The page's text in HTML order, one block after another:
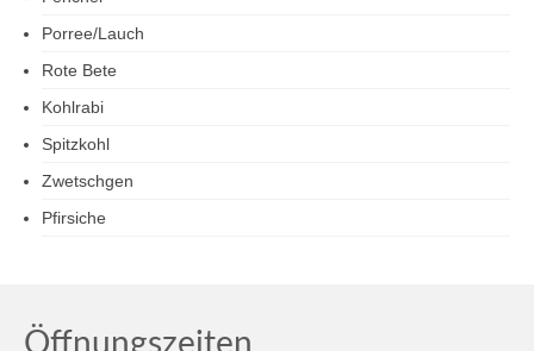
Porree/Lauch
Rote Bete
Kohlrabi
Spitzkohl
Zwetschgen
Pfirsiche
Öffnungszeiten